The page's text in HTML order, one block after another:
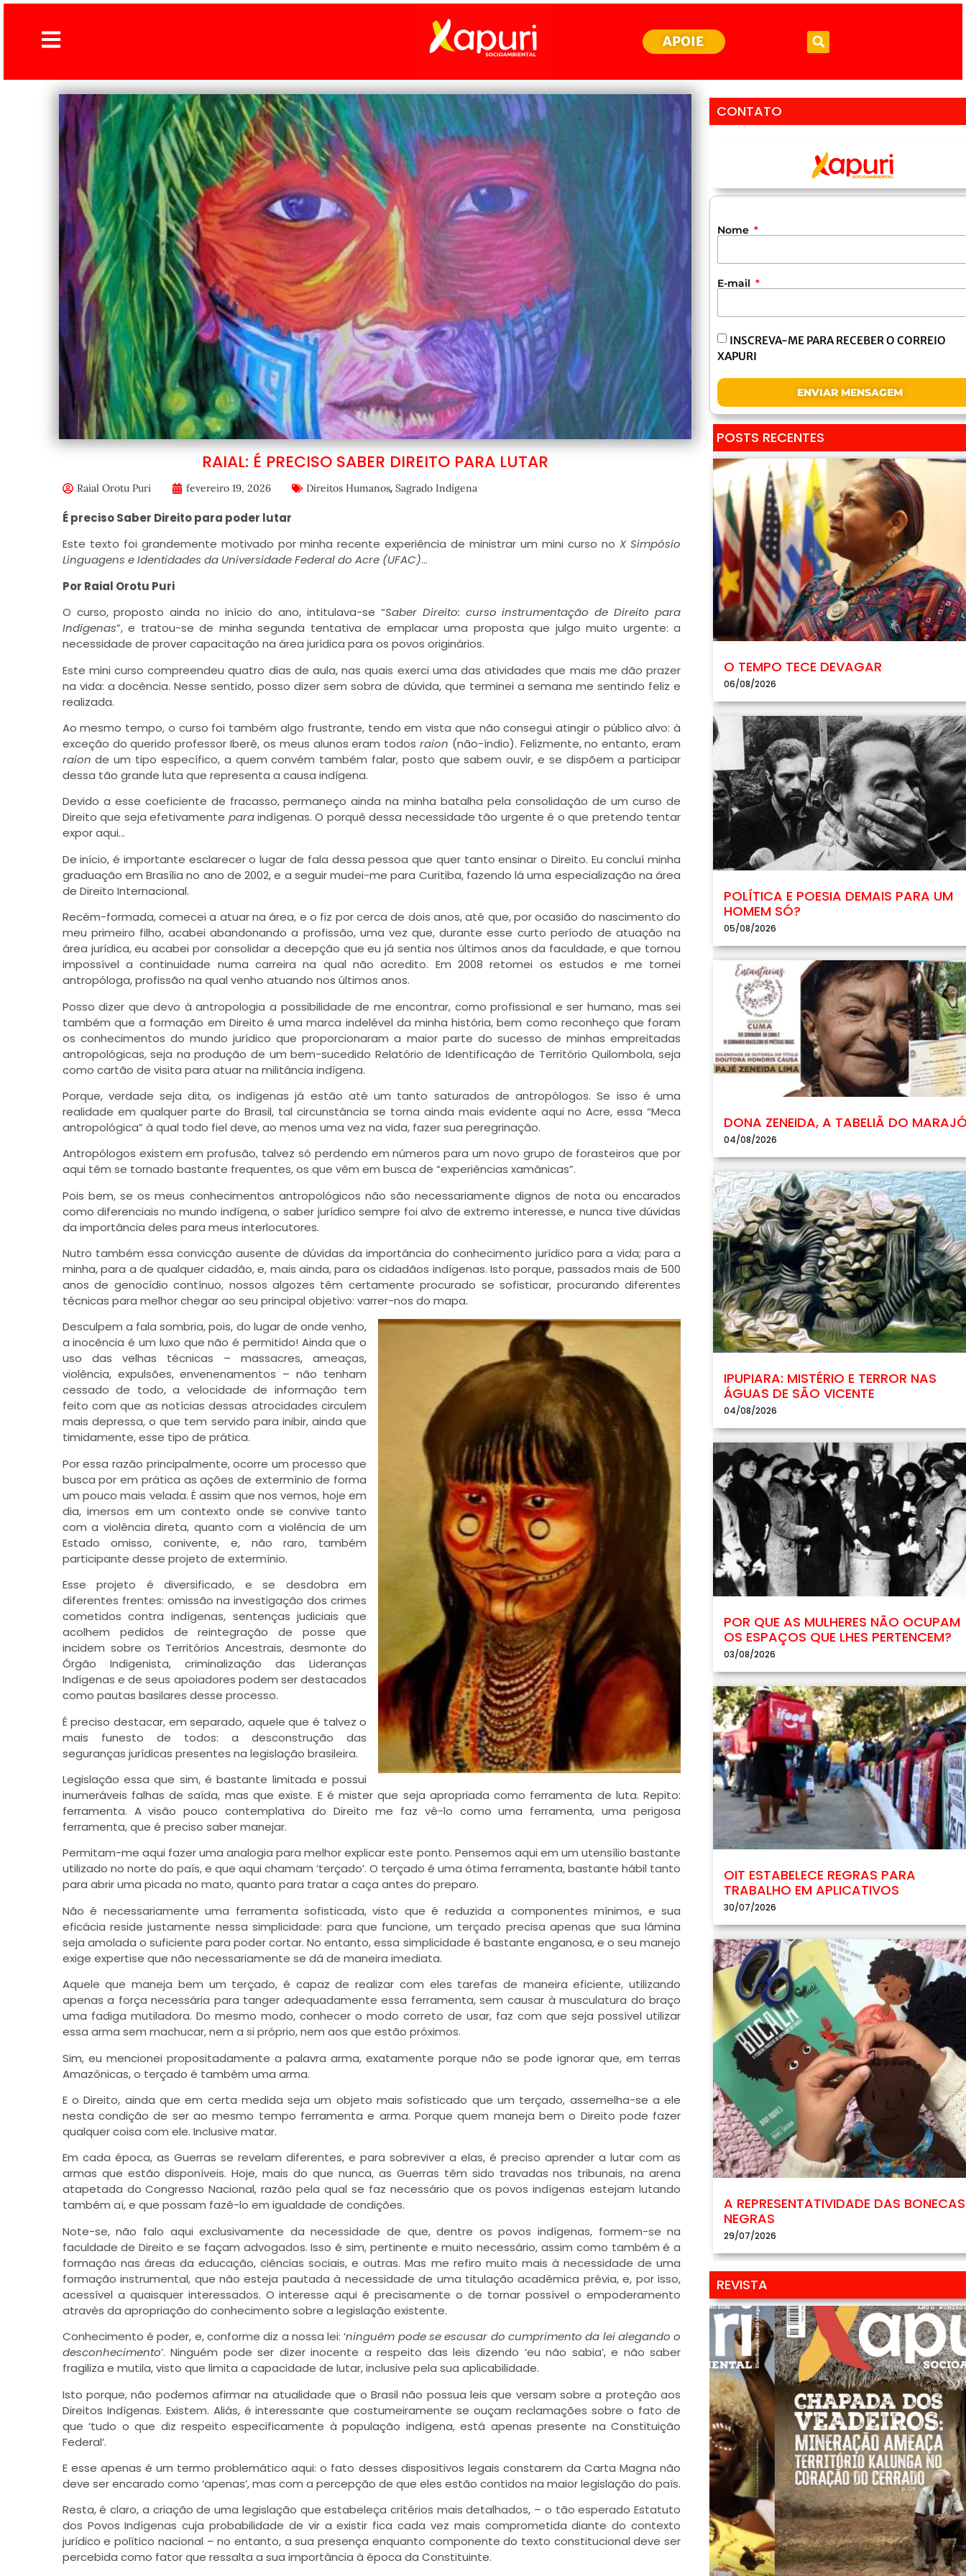
APOIE
RAIAL: É PRECISO SABER DIREITO PARA LUTAR
Raial Orotu Puri fevereiro 19, 2026 Direitos Humanos, Sagrado Indígena
É preciso Saber Direito para poder lutar
Este texto foi grandemente motivado por minha recente experiência de ministrar um mini curso noX Simpósio
Linguagens e Identidades da Universidade Federal do Acre (UFAC)…
Por Raial Orotu Puri
O curso, proposto ainda no início do ano, intitulava-se “Saber Direito: curso instrumentação de Direito para
Indígenas”, e tratou-se de minha segunda tentativa de emplacar uma proposta que julgo muito urgente: a
necessidade de prover capacitação na área jurídica para os povos originários.
Este mini curso compreendeu quatro dias de aula, nas quais exerci uma das atividades que mais me dão prazer
na vida: a docência. Nesse sentido, posso dizer sem sobra de dúvida, que terminei a semana me sentindo feliz e
realizada.
Ao mesmo tempo, o curso foi também algo frustrante, tendo em vista que não consegui atingir o público alvo: à
exceção do querido professor Iberê, os meus alunos eram todos raion (não-índio). Felizmente, no entanto, eram
raion de um tipo específico, a quem convém também falar, posto que sabem ouvir, e se dispõem a participar
dessa tão grande luta que representa a causa indígena.
Devido a esse coeficiente de fracasso, permaneço ainda na minha batalha pela consolidação de um curso de
Direito que seja efetivamente paraindígenas. O porquê dessa necessidade tão urgente é o que pretendo tentar
expor aqui…
De início, é importante esclarecer o lugar de fala dessa pessoa que quer tanto ensinar o Direito. Eu concluí minha
graduação em Brasília no ano de 2002, e a seguir mudei-me para Curitiba, fazendo lá uma especialização na área
de Direito Internacional.
Recém-formada, comecei a atuar na área, e o fiz por cerca de dois anos, até que, por ocasião do nascimento do
meu primeiro filho, acabei abandonando a profissão, uma vez que, durante esse curto período de atuação na
área jurídica, eu acabei por consolidar a decepção que eu já sentia nos últimos anos da faculdade, e que tornou
impossível a continuidade numa carreira na qual não acredito. Em 2008 retomei os estudos e me tornei
antropóloga, profissão na qual venho atuando nos últimos anos.
Posso dizer que devo à antropologia a possibilidade de me encontrar, como profissional e ser humano, mas sei
também que a formação em Direito é uma marca indelével da minha história, bem como reconheço que foram
os conhecimentos do mundo jurídico que proporcionaram a maior parte do sucesso de minhas empreitadas
antropológicas, seja na produção de um bem-sucedido Relatório de Identificação de Território Quilombola, seja
como cartão de visita para atuar na militância indígena.
Porque, verdade seja dita, os indígenas já estão até um tanto saturados de antropólogos. Se isso é uma
realidade em qualquer parte do Brasil, tal circunstância se torna ainda mais evidente aqui no Acre, essa “Meca
antropológica” à qual todo fiel deve, ao menos uma vez na vida, fazer sua peregrinação.
Antropólogos existem em profusão, talvez só perdendo em números para um novo grupo de forasteiros que por
aqui têm se tornado bastante frequentes, os que vêm em busca de “experiências xamânicas”.
Pois bem, se os meus conhecimentos antropológicos não são necessariamente dignos de nota ou encarados
como diferenciais no mundo indígena, o saber jurídico sempre foi alvo de extremo interesse, e nunca tive dúvidas
da importância deles para meus interlocutores.
Nutro também essa convicção ausente de dúvidas da importância do conhecimento jurídico para a vida; para a
minha, para a de qualquer cidadão, e, mais ainda, para os cidadãos indígenas. Isto porque, passados mais de 500
anos de genocídio contínuo, nossos algozes têm certamente procurado se sofisticar, procurando diferentes
técnicas para melhor chegar ao seu principal objetivo: varrer-nos do mapa.
Desculpem a fala sombria, pois, do lugar de onde venho,
a inocência é um luxo que não é permitido! Ainda que o
uso das velhas técnicas – massacres, ameaças,
violência, expulsões, envenenamentos – não tenham
cessado de todo, a velocidade de informação tem
feito com que as notícias dessas atrocidades circulem
mais depressa, o que tem servido para inibir, ainda que
timidamente, esse tipo de prática.
Por essa razão principalmente, ocorre um processo que
busca por em prática as ações de extermínio de forma
um pouco mais velada. É assim que nos vemos, hoje em
dia, imersos em um contexto onde se convive tanto
com a violência direta, quanto com a violência de um
Estado omisso, conivente, e, não raro, também
participante desse projeto de extermínio.
Esse projeto é diversificado, e se desdobra em
diferentes frentes: omissão na investigação dos crimes
cometidos contra indígenas, sentenças judiciais que
acolhem pedidos de reintegração de posse que
incidem sobre os Territórios Ancestrais, desmonte do
Órgão Indigenista, criminalização das Lideranças
Indígenas e de seus apoiadores podem ser destacados
como pautas basilares desse processo.
É preciso destacar, em separado, aquele que é talvez o
mais funesto de todos: a desconstrução das
seguranças jurídicas presentes na legislação brasileira.
Legislação essa que sim, é bastante limitada e possui
inumeráveis falhas de saída, mas que existe. E é mister que seja apropriada como ferramenta de luta. Repito:
ferramenta. A visão pouco contemplativa do Direito me faz vê-lo como uma ferramenta, uma perigosa
ferramenta, que é preciso saber manejar.
Permitam-me aqui fazer uma analogia para melhor explicar este ponto. Pensemos aqui em um utensílio bastante
utilizado no norte do país, e que aqui chamam ‘terçado’. O terçado é uma ótima ferramenta, bastante hábil tanto
para abrir uma picada no mato, quanto para tratar a caça antes do preparo.
Não é necessariamente uma ferramenta sofisticada, visto que é reduzida a componentes mínimos, e sua
eficácia reside justamente nessa simplicidade: para que funcione, um terçado precisa apenas que sua lâmina
seja amolada o suficiente para poder cortar. No entanto, essa simplicidade é bastante enganosa, e o seu manejo
exige expertise que não necessariamente se dá de maneira imediata.
Aquele que maneja bem um terçado, é capaz de realizar com eles tarefas de maneira eficiente, utilizando
apenas a força necessária para tanger adequadamente essa ferramenta, sem causar à musculatura do braço
uma fadiga mutiladora. Do mesmo modo, conhecer o modo correto de usar, faz com que seja possível utilizar
essa arma sem machucar, nem a si próprio, nem aos que estão próximos.
Sim, eu mencionei propositadamente a palavra arma, exatamente porque não se pode ignorar que, em terras
Amazônicas, o terçado é também uma arma.
E o Direito, ainda que em certa medida seja um objeto mais sofisticado que um terçado, assemelha-se a ele
nesta condição de ser ao mesmo tempo ferramenta e arma. Porque quem maneja bem o Direito pode fazer
qualquer coisa com ele. Inclusive matar.
Em cada época, as Guerras se revelam diferentes, e para sobreviver a elas, é preciso aprender a lutar com as
armas que estão disponíveis. Hoje, mais do que nunca, as Guerras têm sido travadas nos tribunais, na arena
atapetada do Congresso Nacional, razão pela qual se faz necessário que os povos indígenas estejam lutando
também aí, e que possam fazê-lo em igualdade de condições.
Note-se, não falo aqui exclusivamente da necessidade de que, dentre os povos indígenas, formem-se na
faculdade de Direito e se façam advogados. Isso é sim, pertinente e muito necessário, assim como também é a
formação nas áreas da educação, ciências sociais, e outras. Mas me refiro muito mais à necessidade de uma
formação instrumental, que não esteja pautada à necessidade de uma titulação acadêmica prévia, e, por isso,
acessível a quaisquer interessados. O interesse aqui é precisamente o de tornar possível o empoderamento
através da apropriação do conhecimento sobre a legislação existente.
Conhecimento é poder, e, conforme diz a nossa lei: ‘ninguém pode se escusar do cumprimento da lei alegando o
desconhecimento’. Ninguém pode ser dizer inocente a respeito das leis dizendo ‘eu não sabia’, e não saber
fragiliza e mutila, visto que limita a capacidade de lutar, inclusive pela sua aplicabilidade.
Isto porque, não podemos afirmar na atualidade que o Brasil não possua leis que versam sobre a proteção aos
Direitos Indígenas. Existem. Aliás, é interessante que costumeiramente se ouçam reclamações sobre o fato de
que ‘tudo o que diz respeito especificamente à população indígena, está apenas presente na Constituição
Federal’.
E esse apenas é um termo problemático aqui: o fato desses dispositivos legais constarem da Carta Magna não
deve ser encarado como ‘apenas’, mas com a percepção de que eles estão contidos na maior legislação do país.
Resta, é claro, a criação de uma legislação que estabeleça critérios mais detalhados, – o tão esperado Estatuto
dos Povos Indígenas cuja probabilidade de vir a existir fica cada vez mais comprometida diante do contexto
jurídico e político nacional – no entanto, a sua presença enquanto componente do texto constitucional deve ser
percebida como fator que ressalta a sua importância à época da Constituinte.
CONTATO
Nome
E-mail
INSCREVA-ME PARA RECEBER O CORREIO
XAPURI
ENVIAR MENSAGEM
POSTS RECENTES
O TEMPO TECE DEVAGAR
06/08/2026
POLÍTICA E POESIA DEMAIS PARA UM
HOMEM SÓ?
05/08/2026
DONA ZENEIDA, A TABELIÃ DO
04/08/2026
IPUPIARA: MISTÉRIO E TERROR NAS
ÁGUAS DE SÃO VICENTE
04/08/2026
POR QUE AS MULHERES NÃO OCUPAM
OS ESPAÇOS QUE LHES PERTENCEM?
03/08/2026
OIT ESTABELECE REGRAS PARA
TRABALHO EM APLICATIVOS
30/07/2026
A REPRESENTATIVIDADE DAS BONECAS
NEGRAS
29/07/2026
REVISTA